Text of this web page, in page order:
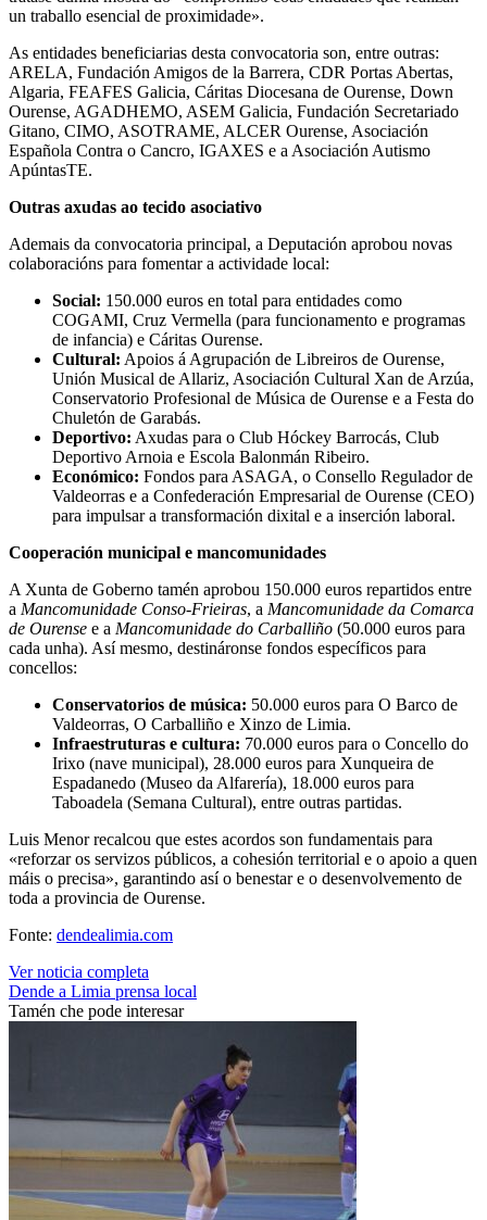
un traballo esencial de proximidade».
As entidades beneficiarias desta convocatoria son, entre outras:
ARELA, Fundación Amigos de la Barrera, CDR Portas Abertas,
Algaria, FEAFES Galicia, Cáritas Diocesana de Ourense, Down
Ourense, AGADHEMO, ASEM Galicia, Fundación Secretariado
Gitano, CIMO, ASOTRAME, ALCER Ourense, Asociación
Española Contra o Cancro, IGAXES e a Asociación Autismo
ApúntasTE.
Outras axudas ao tecido asociativo
Ademais da convocatoria principal, a Deputación aprobou novas
colaboracións para fomentar a actividade local:
Social: 150.000 euros en total para entidades como
COGAMI, Cruz Vermella (para funcionamento e programas
de infancia) e Cáritas Ourense.
Cultural: Apoios á Agrupación de Libreiros de Ourense,
Unión Musical de Allariz, Asociación Cultural Xan de Arzúa,
Conservatorio Profesional de Música de Ourense e a Festa do
Chuletón de Garabás.
Deportivo: Axudas para o Club Hóckey Barrocás, Club
Deportivo Arnoia e Escola Balonmán Ribeiro.
Económico: Fondos para ASAGA, o Consello Regulador de
Valdeorras e a Confederación Empresarial de Ourense (CEO)
para impulsar a transformación dixital e a inserción laboral.
Cooperación municipal e mancomunidades
A Xunta de Goberno tamén aprobou 150.000 euros repartidos entre
a Mancomunidade Conso-Frieiras, a Mancomunidade da Comarca
de Ourense e a Mancomunidade do Carballiño (50.000 euros para
cada unha). Así mesmo, destináronse fondos específicos para
concellos:
Conservatorios de música: 50.000 euros para O Barco de
Valdeorras, O Carballiño e Xinzo de Limia.
Infraestruturas e cultura: 70.000 euros para o Concello do
Irixo (nave municipal), 28.000 euros para Xunqueira de
Espadanedo (Museo da Alfarería), 18.000 euros para
Taboadela (Semana Cultural), entre outras partidas.
Luis Menor recalcou que estes acordos son fundamentais para
«reforzar os servizos públicos, a cohesión territorial e o apoio a quen
máis o precisa», garantindo así o benestar e o desenvolvemento de
toda a provincia de Ourense.
Fonte: dendealimia.com
Ver noticia completa
Dende a Limia prensa local
Tamén che pode interesar